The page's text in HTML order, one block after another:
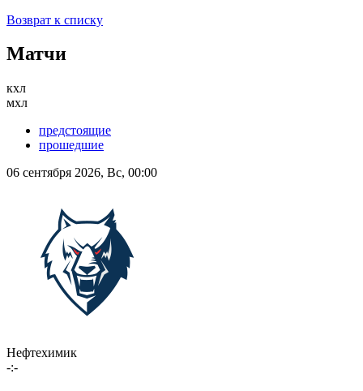
Возврат к списку
Матчи
кхл
мхл
предстоящие
прошедшие
06 сентября 2026, Вс, 00:00
Нефтехимик
-:-